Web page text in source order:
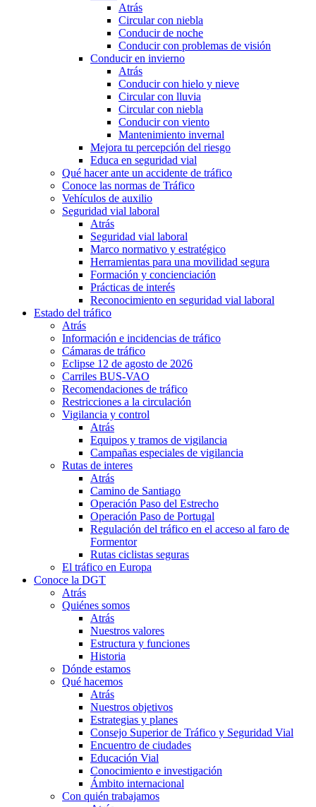
Atrás
Circular con niebla
Conducir de noche
Conducir con problemas de visión
Conducir en invierno
Atrás
Conducir con hielo y nieve
Circular con lluvia
Circular con niebla
Conducir con viento
Mantenimiento invernal
Mejora tu percepción del riesgo
Educa en seguridad vial
Qué hacer ante un accidente de tráfico
Conoce las normas de Tráfico
Vehículos de auxilio
Seguridad vial laboral
Atrás
Seguridad vial laboral
Marco normativo y estratégico
Herramientas para una movilidad segura
Formación y concienciación
Prácticas de interés
Reconocimiento en seguridad vial laboral
Estado del tráfico
Atrás
Información e incidencias de tráfico
Cámaras de tráfico
Eclipse 12 de agosto de 2026
Carriles BUS-VAO
Recomendaciones de tráfico
Restricciones a la circulación
Vigilancia y control
Atrás
Equipos y tramos de vigilancia
Campañas especiales de vigilancia
Rutas de interes
Atrás
Camino de Santiago
Operación Paso del Estrecho
Operación Paso de Portugal
Regulación del tráfico en el acceso al faro de
Formentor
Rutas ciclistas seguras
El tráfico en Europa
Conoce la DGT
Atrás
Quiénes somos
Atrás
Nuestros valores
Estructura y funciones
Historia
Dónde estamos
Qué hacemos
Atrás
Nuestros objetivos
Estrategias y planes
Consejo Superior de Tráfico y Seguridad Vial
Encuentro de ciudades
Educación Vial
Conocimiento e investigación
Ámbito internacional
Con quién trabajamos